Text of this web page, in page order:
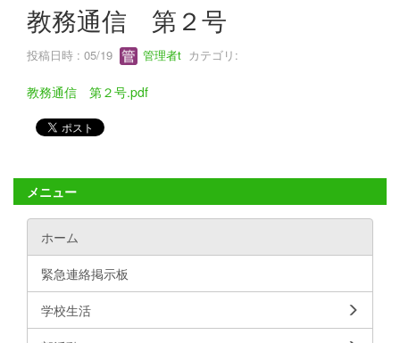
教務通信 第２号
投稿日時 : 05/19 管理者t カテゴリ:
教務通信 第２号.pdf
メニュー
ホーム
緊急連絡掲示板
学校生活